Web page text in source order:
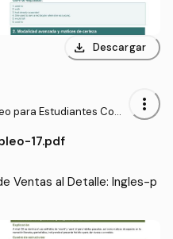
download Descargar
para Estudiantes Com
more_vert
17.pdf
Ventas al Detalle: Ingles-p